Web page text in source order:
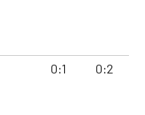
0:1 0:2